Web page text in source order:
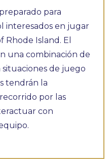
para
interesados en jugar
Rhode Island. El
una combinación de
de juego
tendrán la
por las
con